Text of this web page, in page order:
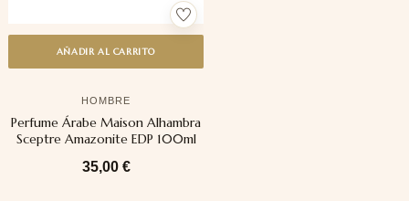
AÑADIR AL CARRITO
HOMBRE
Perfume Árabe Maison Alhambra
Sceptre Amazonite EDP 100ml
35,00 €